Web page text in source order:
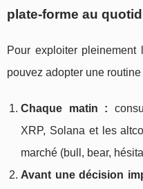
plate‑forme au
Pour exploiter
pouvez adopter une
Chaque matin :
XRP, Solana et les
marché (bull, bear,
Avant une décision